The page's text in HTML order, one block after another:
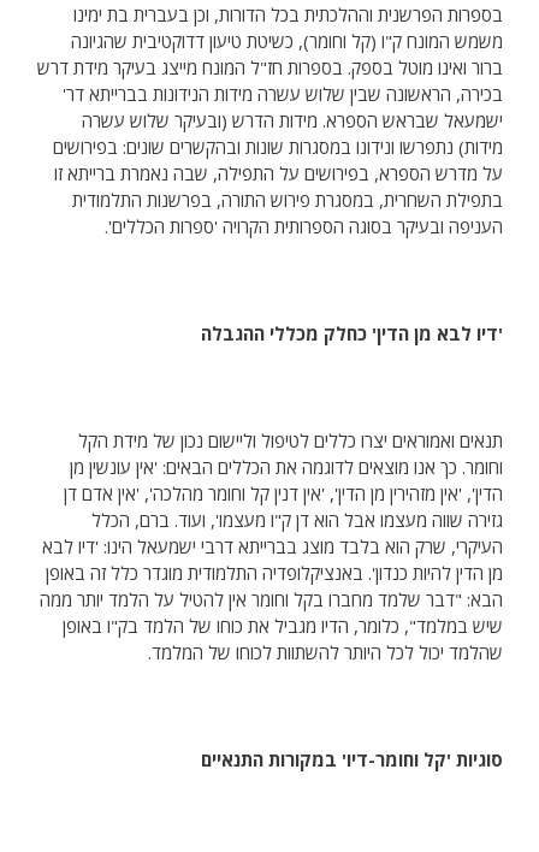
בספרות הפרשנית וההלכתית בכל הדורות, וכן בעברית בת ימינו
משמש המונח ק"ו (קל וחומר), כשיטת טיעון דדוקטיבית שהגיונה
ברור ואינו מוטל בספק. בספרות חז"ל המונח מייצג בעיקר מידת דרש
בכירה, הראשונה שבין שלוש עשרה מידות הנידונות בברייתא דר'
ישמעאל שבראש הספרא. מידות הדרש (ובעיקר שלוש עשרה
מידות) נתפרשו ונידונו במסגרות שונות ובהקשרים שונים: בפירושים
על מדרש הספרא, בפירושים על התפילה, שבה נאמרת ברייתא זו
בתפילת השחרית, במסגרת פירוש התורה, בפרשנות התלמודית
העניפה ובעיקר בסוגה הספרותית הקרויה 'ספרות הכללים'.
'דיו לבא מן הדין' כחלק מכללי ההגבלה
תנאים ואמוראים יצרו כללים לטיפול וליישום נכון של מידת הקל
וחומר. כך אנו מוצאים לדוגמה את הכללים הבאים: 'אין עונשין מן
הדין', 'אין מזהירין מן הדין', 'אין דנין קל וחומר מהלכה', 'אין אדם דן
גזירה שווה מעצמו אבל הוא דן ק"ו מעצמו', ועוד. ברם, הכלל
העיקרי, שרק הוא בלבד מוצג בברייתא דרבי ישמעאל הינו: 'דיו לבא
מן הדין להיות כנדון'. באנציקלופדיה התלמודית מוגדר כלל זה באופן
הבא: "דבר שלמד מחברו בקל וחומר אין להטיל על הלמד יותר ממה
שיש במלמד", כלומר, הדיו מגביל את כוחו של הלמד בק"ו באופן
שהלמד יכול לכל היותר להשתוות לכוחו של המלמד.
סוגיות 'קל וחומר-דיו' במקורות התנאיים